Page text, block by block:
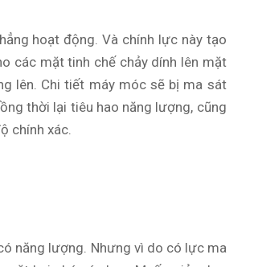
hoạt động. Và chính lực này tạo
các mặt tinh chế chảy dính lên mặt
lên. Chi tiết máy móc sẽ bị ma sát
thời lại tiêu hao năng lượng, cũng
chính xác.
năng lượng. Nhưng vì do có lực ma